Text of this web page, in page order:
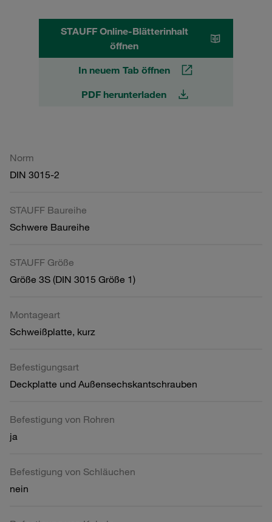
STAUFF Online-Blätterinhalt
öffnen
In neuem Tab öffnen
PDF herunterladen
Norm
DIN 3015-2
STAUFF Baureihe
Schwere Baureihe
STAUFF Größe
Größe 3S (DIN 3015 Größe 1)
Montageart
Schweißplatte, kurz
Befestigungsart
Deckplatte und Außensechskantschrauben
Befestigung von Rohren
ja
Befestigung von Schläuchen
nein